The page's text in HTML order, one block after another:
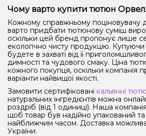
Чому варто купити тютюн
Кожному справжньому поціновувачу
варто придбати тютюнову суміш
оскільки цей бренд пропонує лише
екологічно чисту продукцію.
будете в захваті від її
димності та чудового смаку. Ціна
кожного покупця, оскільки компанія
варіанти найвищої якості.
Замовити сертифіковані кальянні
натуральних інгредієнтів можна
роздріб (від 1 одиниці). Наша
щоб товар був надійно упакований
найближчим часом. Доставка
України.